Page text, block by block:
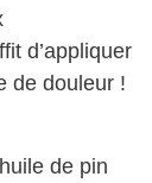
d’appliquer
de douleur !
de pin